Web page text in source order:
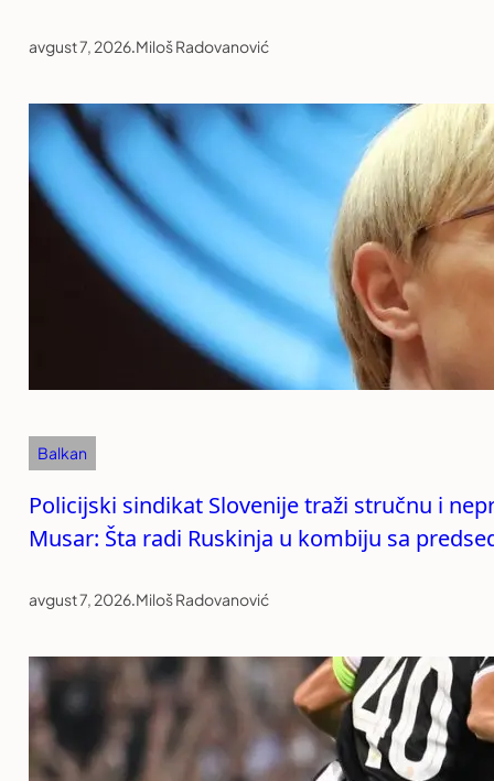
avgust 7, 2026.Miloš Radovanović
Balkan
Policijski sindikat Slovenije traži stručnu i
Musar: Šta radi Ruskinja u kombiju sa
avgust 7, 2026.Miloš Radovanović